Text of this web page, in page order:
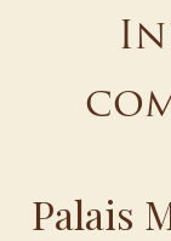
Palais